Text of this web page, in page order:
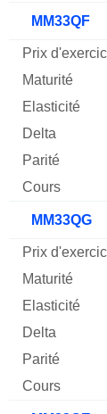
MM33QF
MM33QG